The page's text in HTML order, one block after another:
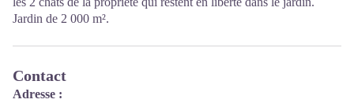
Jardin de 2 000 m².
Contact
Adresse :